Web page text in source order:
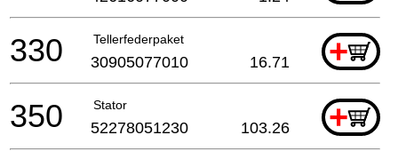
Tellerfederpaket +
330 30905077010 16.71
Stator +
350 52278051230 103.26